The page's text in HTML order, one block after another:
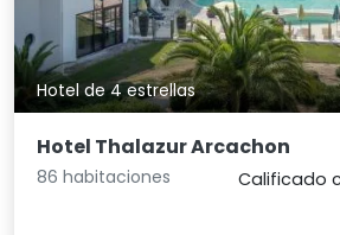
Hotel de 4 estrellas
Hotel Thalazur Arcachon
86 habitaciones
Calificado